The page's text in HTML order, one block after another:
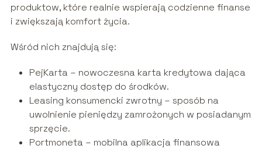
produktow, które realnie wspierają codzienne finanse
i zwiększają komfort życia.
Wśród nich znajdują się:
PejKarta – nowoczesna karta kredytowa dająca
elastyczny dostęp do środków.
Leasing konsumencki zwrotny – sposób na
uwolnienie pieniędzy zamrożonych w posiadanym
sprzęcie.
Portmoneta – mobilna aplikacja finansowa